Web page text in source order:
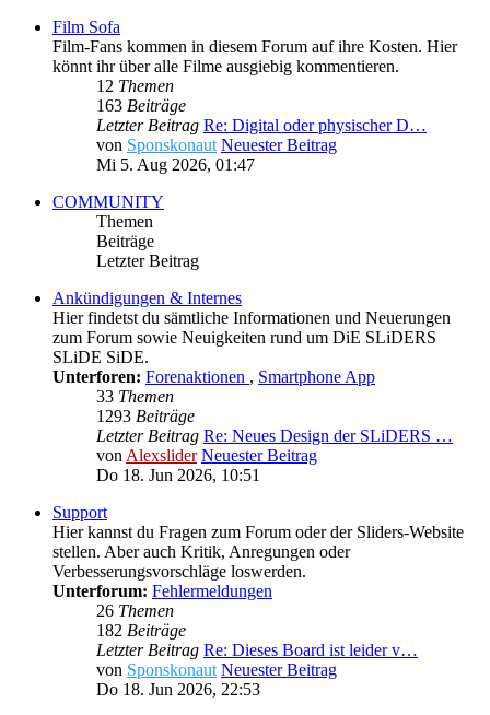
Film Sofa
Film-Fans kommen in diesem Forum auf ihre Kosten. Hier
könnt ihr über alle Filme ausgiebig kommentieren.
12 Themen
163 Beiträge
Letzter Beitrag Re: Digital oder physischer D…
von Sponskonaut Neuester Beitrag
Mi 5. Aug 2026, 01:47
COMMUNITY
Themen
Beiträge
Letzter Beitrag
Ankündigungen & Internes
Hier findetst du sämtliche Informationen und Neuerungen
zum Forum sowie Neuigkeiten rund um DiE SLiDERS
SLiDE SiDE.
Unterforen: Forenaktionen , Smartphone App
33 Themen
1293 Beiträge
Letzter Beitrag Re: Neues Design der SLiDERS …
von Alexslider Neuester Beitrag
Do 18. Jun 2026, 10:51
Support
Hier kannst du Fragen zum Forum oder der Sliders-Website
stellen. Aber auch Kritik, Anregungen oder
Verbesserungsvorschläge loswerden.
Unterforum: Fehlermeldungen
26 Themen
182 Beiträge
Letzter Beitrag Re: Dieses Board ist leider v…
von Sponskonaut Neuester Beitrag
Do 18. Jun 2026, 22:53